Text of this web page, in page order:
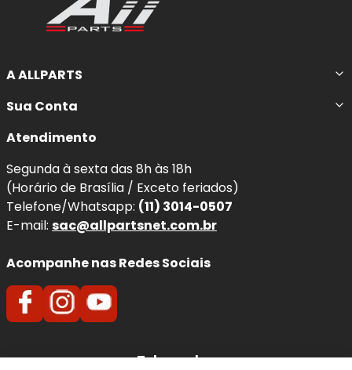
A ALLPARTS
Sua Conta
Atendimento
Segunda à sexta das 8h às 18h
(Horário de Brasília / Exceto feriados)
Telefone/Whatsapp: (11) 3014-0507
E-mail: sac@allpartsnet.com.br
Acompanhe nas Redes Sociais
Televendas